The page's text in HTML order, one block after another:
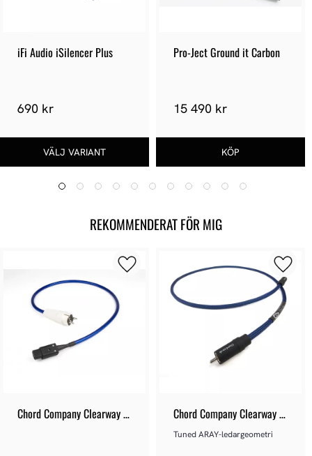
iFi Audio iSilencer Plus
690 kr
Pro-Ject Ground it Carbon
15 490 kr
REKOMMENDERAT FÖR MIG
Chord Company Clearway Chord Company Clearway
Digital Tuned ARAY
Tuned ARAY-ledargeometri